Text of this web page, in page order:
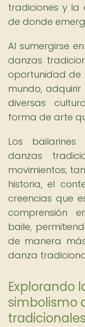
tradiciones y la
de donde
Al sumergirse
danzas
oportunidad de
mundo,
diversas
forma de arte
Los
danzas
movimientos;
historia, el
creencias que
comprensión
baile,
de manera
danza
Explorando
simbolismo
tradicionales